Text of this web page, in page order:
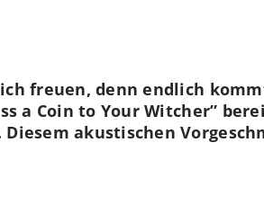
freuen, denn endlich
a Coin to Your Witcher”
akustischen